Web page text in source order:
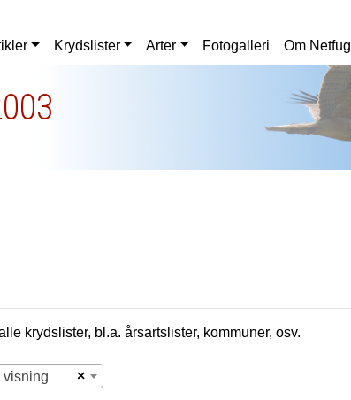
Krydslister Arter Fotogalleri Om Netfugl
krydslister, bl.a. årsartslister, kommuner, osv.
×